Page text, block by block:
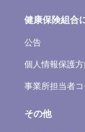
健康保険組合
公告
個人情報保護
事業所担当者
その他